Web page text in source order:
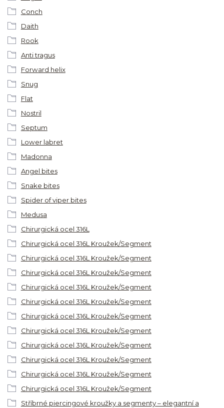
Conch
Daith
Rook
Anti tragus
Forward helix
Snug
Flat
Nostril
Septum
Lower labret
Madonna
Angel bites
Snake bites
Spider of viper bites
Medusa
Chirurgická ocel 316L
Chirurgická ocel 316L Kroužek/Segment
Chirurgická ocel 316L Kroužek/Segment
Chirurgická ocel 316L Kroužek/Segment
Chirurgická ocel 316L Kroužek/Segment
Chirurgická ocel 316L Kroužek/Segment
Chirurgická ocel 316L Kroužek/Segment
Chirurgická ocel 316L Kroužek/Segment
Chirurgická ocel 316L Kroužek/Segment
Chirurgická ocel 316L Kroužek/Segment
Chirurgická ocel 316L Kroužek/Segment
Chirurgická ocel 316L Kroužek/Segment
Stříbrné piercingové kroužky a segmenty – elegantní a